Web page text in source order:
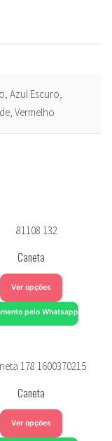
Azul Escuro,
Vermelho
Caneta
Ver opções
pelo Whatsapp
Caneta
Ver opções